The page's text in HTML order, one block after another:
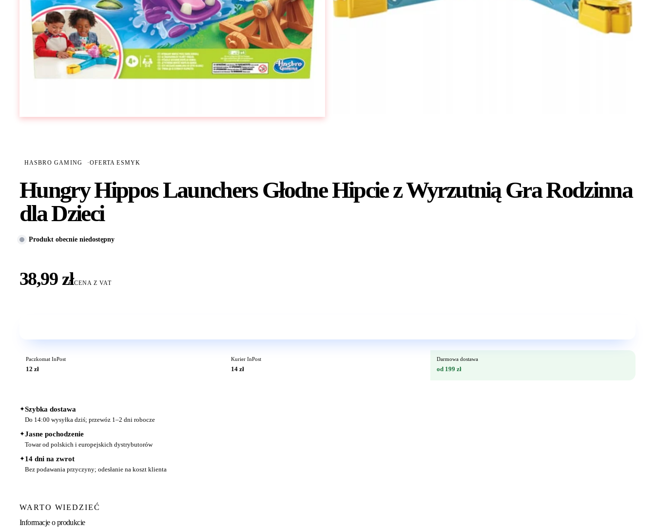
HASBRO GAMING ·OFERTA ESMYK
Hungry Hippos Launchers Głodne Hipcie z Wyrzutnią Gra Rodzinna
dla Dzieci
Produkt obecnie niedostępny
38,99 złCENA Z VAT
Paczkomat InPost
12 zł
Kurier InPost
14 zł
Darmowa dostawa
od 199 zł
✦Szybka dostawa
Do 14:00 wysyłka dziś; przewóz 1–2 dni robocze
✦Jasne pochodzenie
Towar od polskich i europejskich dystrybutorów
✦14 dni na zwrot
Bez podawania przyczyny; odesłanie na koszt klienta
WARTO WIEDZIEĆ
Informacje o produkcie